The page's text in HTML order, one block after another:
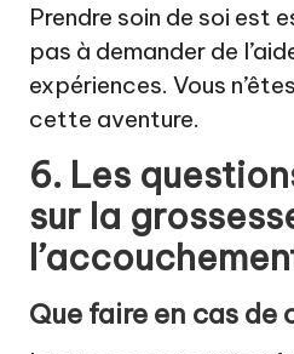
Prendre soin de soi est
pas à demander de
expériences. Vous
cette aventure.
6. Les
sur la
Que faire en cas